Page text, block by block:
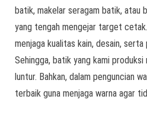
batik, makelar seragam batik, atau
yang tengah mengejar target
menjaga kualitas kain, desain,
Sehingga, batik yang kami produksi
luntur. Bahkan, dalam penguncian
terbaik guna menjaga warna agar